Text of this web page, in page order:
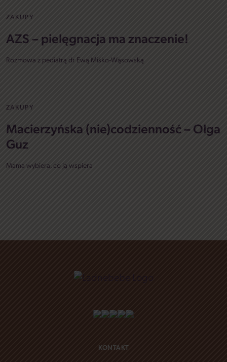
ZAKUPY
AZS – pielęgnacja ma znaczenie!
Rozmowa z pediatrą dr Ewą Miśko-Wąsowską
ZAKUPY
Macierzyńska (nie)codzienność – Olga
Guz
Mama wybiera, co ją wspiera
KONTAKT